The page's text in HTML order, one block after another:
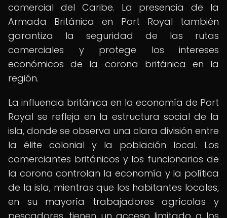
comercial del Caribe. La presencia de la
Armada Británica en Port Royal también
garantiza la seguridad de las rutas
comerciales y protege los intereses
económicos de la corona británica en la
región.
La influencia británica en la economía de Port
Royal se refleja en la estructura social de la
isla, donde se observa una clara división entre
la élite colonial y la población local. Los
comerciantes británicos y los funcionarios de
la corona controlan la economía y la política
de la isla, mientras que los habitantes locales,
en su mayoría trabajadores agrícolas y